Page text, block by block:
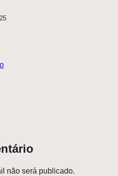
não será publicado.